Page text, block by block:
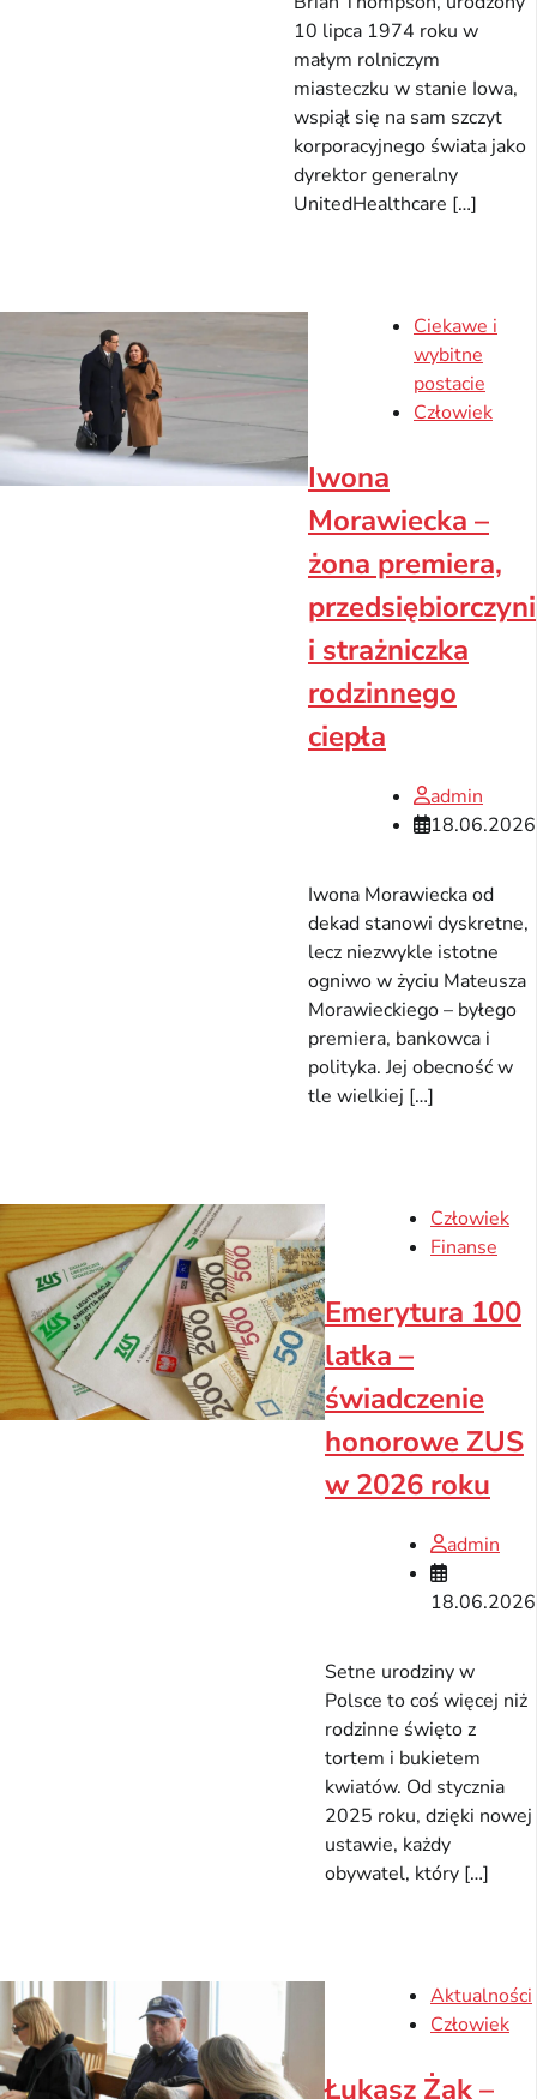
10 lipca 1974 roku w
małym rolniczym
miasteczku w stanie Iowa,
wspiął się na sam szczyt
korporacyjnego świata jako
dyrektor generalny
UnitedHealthcare […]
Ciekawe i
wybitne
postacie
Człowiek
Iwona
Morawiecka –
żona premiera,
przedsiębiorczyni
i strażniczka
rodzinnego
ciepła
admin
18.06.2026
Iwona Morawiecka od
dekad stanowi dyskretne,
lecz niezwykle istotne
ogniwo w życiu Mateusza
Morawieckiego – byłego
premiera, bankowca i
polityka. Jej obecność w
tle wielkiej […]
Człowiek
Finanse
Emerytura 100
latka –
świadczenie
honorowe ZUS
w 2026 roku
admin
18.06.2026
Setne urodziny w
Polsce to coś więcej niż
rodzinne święto z
tortem i bukietem
kwiatów. Od stycznia
2025 roku, dzięki nowej
ustawie, każdy
obywatel, który […]
Aktualności
Człowiek
Łukasz Żak –